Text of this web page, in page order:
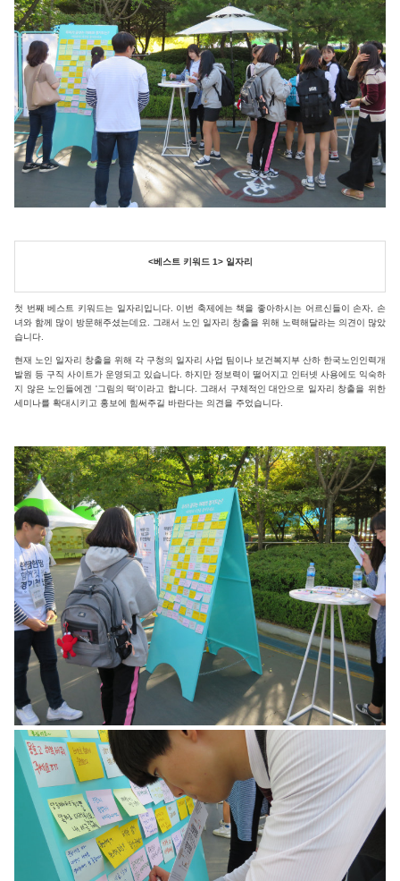
<베스트 키워드 1> 일자리
첫 번째 베스트 키워드는 일자리입니다. 이번 축제에는 책을 좋아하시는 어르신들이 손자, 손
녀와 함께 많이 방문해주셨는데요. 그래서 노인 일자리 창출을 위해 노력해달라는 의견이 많았
습니다.
현재 노인 일자리 창출을 위해 각 구청의 일자리 사업 팀이나 보건복지부 산하 한국노인인력개
발원 등 구직 사이트가 운영되고 있습니다. 하지만 정보력이 떨어지고 인터넷 사용에도 익숙하
지 않은 노인들에겐 '그림의 떡'이라고 합니다. 그래서 구체적인 대안으로 일자리 창출을 위한
세미나를 확대시키고 홍보에 힘써주길 바란다는 의견을 주었습니다.